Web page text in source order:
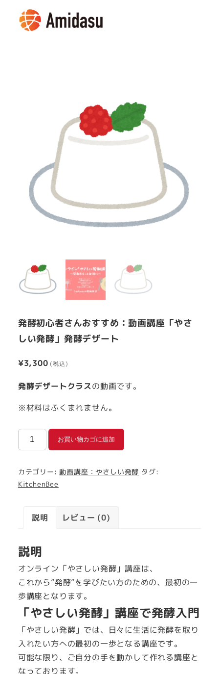
発酵初心者さんおすすめ：動画講座「やさ
しい発酵」発酵デザート
¥3,300
発酵デザートクラスの動画です。
※材料はふくまれません。
酵
心
者
す
す
め：
動
画
講
座
「や
さ
し
お買い物カゴに追加
カテゴリー:動画講座：やさしい発酵 タグ:
KitchenBee
説明 レビュー (0)
説明
オンライン「やさしい発酵」講座は、
これから”発酵”を学びたい方のための、最初の一
歩講座となります。
「やさしい発酵」講座で発酵入門
「やさしい発酵」では、日々に生活に発酵を取り
入れたい方への最初の一歩となる講座です。
可能な限り、ご自分の手を動かして作れる講座と
なっております。